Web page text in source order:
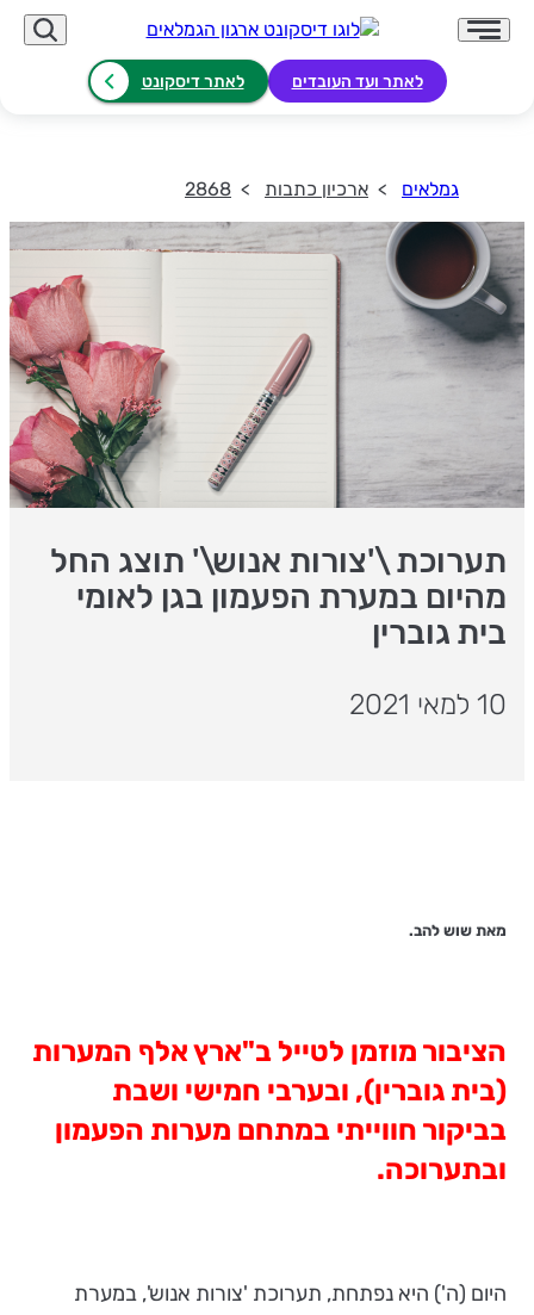
לאתר ועד העובדים לאתר דיסקונט
גמלאים ארכיון כתבות 2868
תערוכת \'צורות אנוש\' תוצג החל
מהיום במערת הפעמון בגן לאומי
בית גוברין
10 למאי 2021
מאת שוש להב.
הציבור מוזמן לטייל ב"ארץ אלף המערות
(בית גוברין), ובערבי חמישי ושבת
בביקור חווייתי במתחם מערות הפעמון
ובתערוכה.
היום (ה') היא נפתחת, תערוכת 'צורות אנוש', במערת